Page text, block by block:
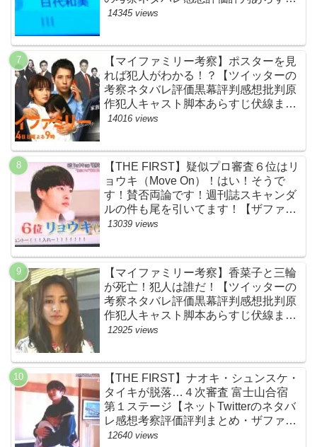
原作犯人キャスト黒幕伏線まとめ】
14345 views
【マイファミリー考察】ポスターを見
れば犯人がわかる！？【ツイッターの
考察ネタバレ評価黒幕評判感想批判原
作犯人キャスト脚本あらすじ伏線まと
め】
14016 views
【THE FIRST】疑似プロ審査６位はリ
ョウキ（Move On）！はい！そうで
す！賛否両論です！週刊誌スキャンダ
ルの件も尾を引いてます！【ザファー
スト・ネットのネタバレ感想考察まと
13039 views
【マイファミリー考察】香菜子と三輪
が死亡！犯人は誰だ！【ツイッターの
考察ネタバレ評価黒幕評判感想批判原
作犯人キャスト脚本あらすじ伏線まと
め】
12925 views
【THE FIRST】ナオキ・シュンスケ・
タイキが脱落…４次審査 富士山合宿
第１ステージ【ネットTwitterのネタバ
レ感想考察評価評判まとめ・ザファー
スト・スッキリ・BE:FIRST・ビーフ
12640 views